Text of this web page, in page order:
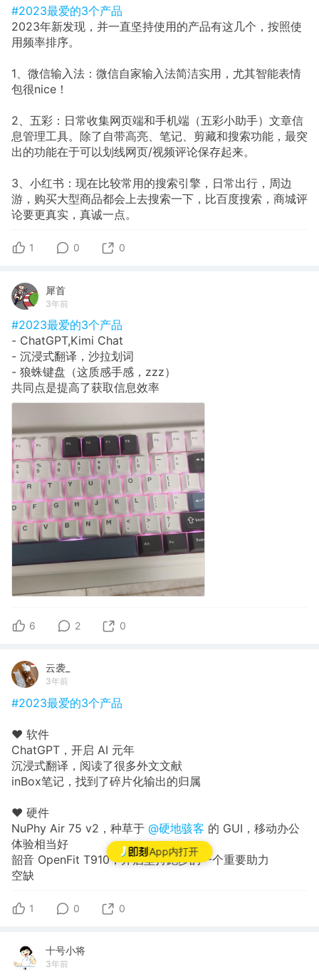
App内打开
#2023最爱的3个产品
2023年新发现，并一直坚持使用的产品有这几个，按照使
用频率排序。
1、微信输入法：微信自家输入法简洁实用，尤其智能表情
包很nice！
2、五彩：日常收集网页端和手机端（五彩小助手）文章信
息管理工具。除了自带高亮、笔记、剪藏和搜索功能，最突
出的功能在于可以划线网页/视频评论保存起来。
3、小红书：现在比较常用的搜索引擎，日常出行，周边
游，购买大型商品都会上去搜索一下，比百度搜索，商城评
论要更真实，真诚一点。
1 0 0
犀首
3年前
#2023最爱的3个产品
- ChatGPT,Kimi Chat
- 沉浸式翻译，沙拉划词
- 狼蛛键盘（这质感手感，zzz）
共同点是提高了获取信息效率
6 2 0
云袭_
3年前
#2023最爱的3个产品
❤️ 软件
ChatGPT，开启 AI 元年
沉浸式翻译，阅读了很多外文文献
inBox笔记，找到了碎片化输出的归属
❤️ 硬件
NuPhy Air 75 v2，种草于 @硬地骇客 的 GUI，移动办公
体验相当好
韶音 OpenFit T910，开启坚持跑步的一个重要助力
空缺
1 0 0
十号小将
3年前